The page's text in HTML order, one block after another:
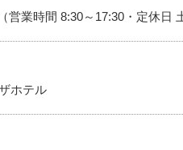
営業時間 8:30～17:30・定休日
ホテル